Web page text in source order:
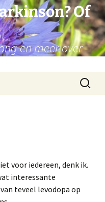
Of
en meer over
Zoeken
naar:
voor iedereen, denk ik.
interessante
teveel levodopa op